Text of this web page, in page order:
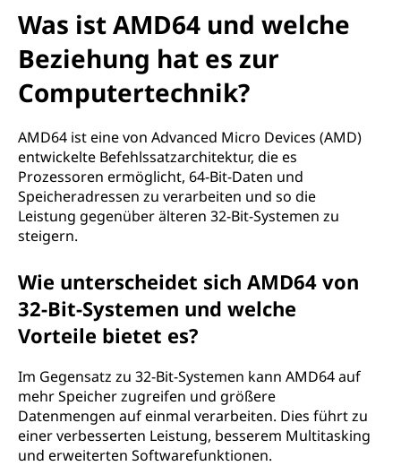
Was ist AMD64 und welche
Beziehung hat es zur
Computertechnik?
AMD64 ist eine von Advanced Micro Devices (AMD)
entwickelte Befehlssatzarchitektur, die es
Prozessoren ermöglicht, 64-Bit-Daten und
Speicheradressen zu verarbeiten und so die
Leistung gegenüber älteren 32-Bit-Systemen zu
steigern.
Wie unterscheidet sich AMD64 von
32-Bit-Systemen und welche
Vorteile bietet es?
Im Gegensatz zu 32-Bit-Systemen kann AMD64 auf
mehr Speicher zugreifen und größere
Datenmengen auf einmal verarbeiten. Dies führt zu
einer verbesserten Leistung, besserem Multitasking
und erweiterten Softwarefunktionen.